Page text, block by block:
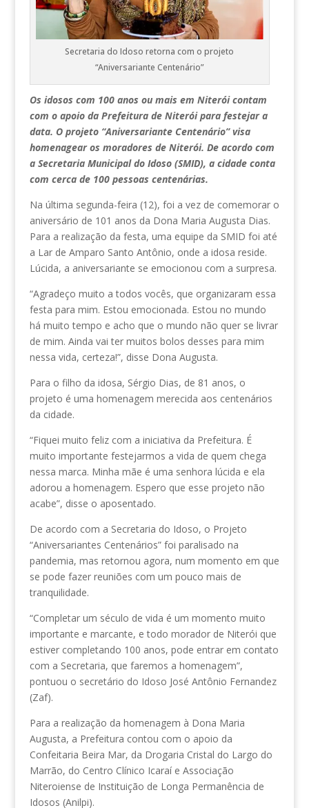
Secretaria do Idoso retorna com o projeto
“Aniversariante Centenário”
Os idosos com 100 anos ou mais em Niterói contam
com o apoio da Prefeitura de Niterói para festejar a
data. O projeto “Aniversariante Centenário” visa
homenagear os moradores de Niterói. De acordo com
a Secretaria Municipal do Idoso (SMID), a cidade conta
com cerca de 100 pessoas centenárias.
Na última segunda-feira (12), foi a vez de comemorar o
aniversário de 101 anos da Dona Maria Augusta Dias.
Para a realização da festa, uma equipe da SMID foi até
a Lar de Amparo Santo Antônio, onde a idosa reside.
Lúcida, a aniversariante se emocionou com a surpresa.
“Agradeço muito a todos vocês, que organizaram essa
festa para mim. Estou emocionada. Estou no mundo
há muito tempo e acho que o mundo não quer se livrar
de mim. Ainda vai ter muitos bolos desses para mim
nessa vida, certeza!”, disse Dona Augusta.
Para o filho da idosa, Sérgio Dias, de 81 anos, o
projeto é uma homenagem merecida aos centenários
da cidade.
“Fiquei muito feliz com a iniciativa da Prefeitura. É
muito importante festejarmos a vida de quem chega
nessa marca. Minha mãe é uma senhora lúcida e ela
adorou a homenagem. Espero que esse projeto não
acabe”, disse o aposentado.
De acordo com a Secretaria do Idoso, o Projeto
“Aniversariantes Centenários” foi paralisado na
pandemia, mas retornou agora, num momento em que
se pode fazer reuniões com um pouco mais de
tranquilidade.
“Completar um século de vida é um momento muito
importante e marcante, e todo morador de Niterói que
estiver completando 100 anos, pode entrar em contato
com a Secretaria, que faremos a homenagem”,
pontuou o secretário do Idoso José Antônio Fernandez
(Zaf).
Para a realização da homenagem à Dona Maria
Augusta, a Prefeitura contou com o apoio da
Confeitaria Beira Mar, da Drogaria Cristal do Largo do
Marrão, do Centro Clínico Icaraí e Associação
Niteroiense de Instituição de Longa Permanência de
Idosos (Anilpi).